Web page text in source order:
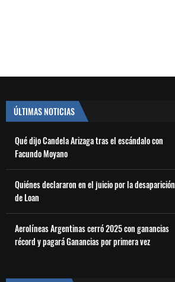
ÚLTIMAS NOTICIAS
Qué dijo Candela Arizaga tras el escándalo con
Facundo Moyano
Quiénes declararon en el juicio por la desaparición
de Loan
Aerolíneas Argentinas cerró 2025 con ganancias
récord y pagará Ganancias por primera vez